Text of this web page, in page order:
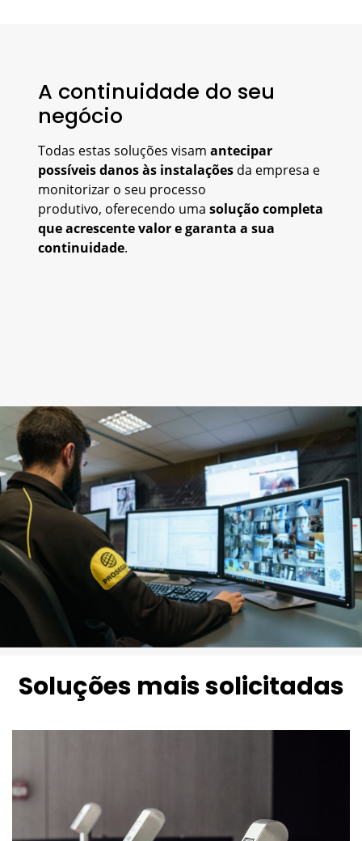
A continuidade do seu
negócio
Todas estas soluções visam antecipar
possíveis danos às instalações da empresa e
monitorizar o seu processo
produtivo, oferecendo uma solução completa
que acrescente valor e garanta a sua
continuidade.
Soluções mais solicitadas